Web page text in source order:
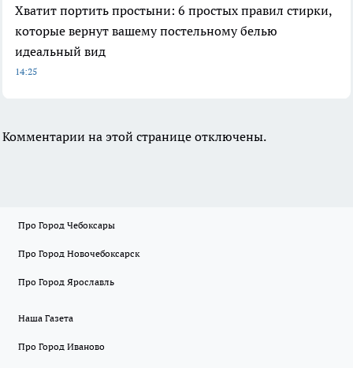
Хватит портить простыни: 6 простых правил стирки,
которые вернут вашему постельному белью
идеальный вид
14:25
Комментарии на этой странице отключены.
Про Город Чебоксары
Про Город Новочебоксарск
Про Город Ярославль
Наша Газета
Про Город Иваново